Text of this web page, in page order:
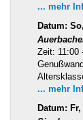
... mehr
Datum:
Zeit: 11:00
... mehr
Datum: